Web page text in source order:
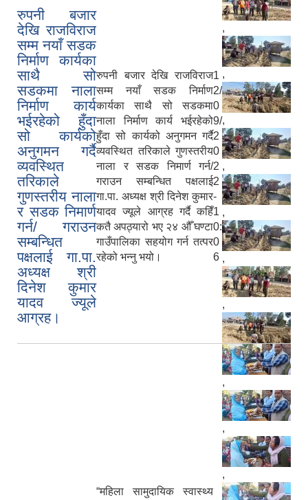
रुपनी बजार
देखि राजविराज
सम्म नयाँ सडक
निर्माण कार्यका
साथै सो
सडकमा नाला
निर्माण कार्य
भईरहेको हुँदा
सो कार्यको
अनुगमन गर्दै
व्यवस्थित
तरिकाले
गुणस्तरीय नाला
र सडक निमार्ण
गर्न/ गराउन
सम्बन्धित
पक्षलाई गा.पा.
अध्यक्ष श्री
दिनेश कुमार
यादव ज्यूले
आग्रह।
रुपनी बजार देखि राजविराज
सम्म नयाँ सडक निर्माण
कार्यका साथै सो सडकमा
नाला निर्माण कार्य भईरहेको
हुँदा सो कार्यको अनुगमन गर्दै
व्यवस्थित तरिकाले गुणस्तरीय
नाला र सडक निमार्ण गर्न/
गराउन सम्बन्धित पक्षलाई
गा.पा. अध्यक्ष श्री दिनेश कुमार
यादव ज्यूले आग्रह गर्दै कहिँ
कतै अपठ्यारो भए २४ औँ घण्टा
गाउँपालिका सहयोग गर्न तत्पर
रहेको भन्नु भयो।
1
2/
0
9/
2
0
2
2
-
1
0:
0
6
,
,
,
,
,
,
,
“महिला सामुदायिक स्वास्थ्य
,
,
,